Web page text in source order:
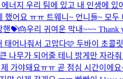
너지 우리 팀에 있고 내 인생에
했어요 ㅠㅠ 트웨니~ 언니들~ 모
핸💝🎂우리 귀여운 막내~~~ Thank
태어나줘서 고맙다🩷 두바이 초콜
나무가 되어줄 테니 밝게만 자라
가야돼요ㅠㅠ 곧 점심 시간이에